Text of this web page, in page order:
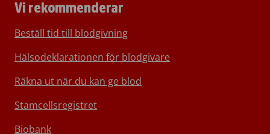
Vi rekommenderar
Beställ tid till blodgivning
Hälsodeklarationen för blodgivare
Räkna ut när du kan ge blod
Stamcellsregistret
Biobank